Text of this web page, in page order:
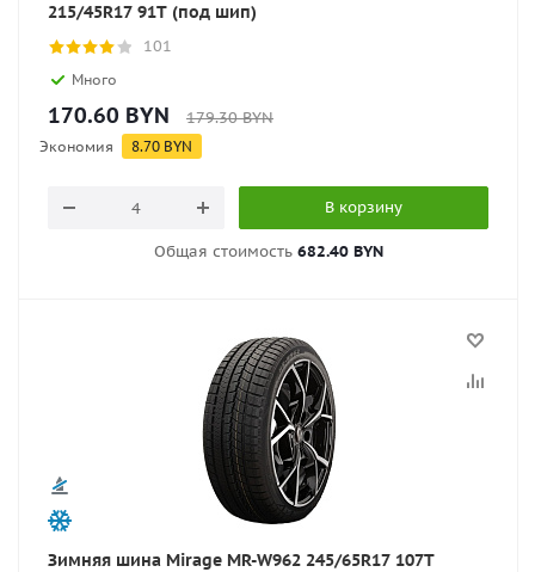
215/45R17 91T (под шип)
101
Много
170.60 BYN 179.30BYN
Экономия 8.70 BYN
В корзину
Общая стоимость 682.40 BYN
Зимняя шина Mirage MR-W962 245/65R17 107T